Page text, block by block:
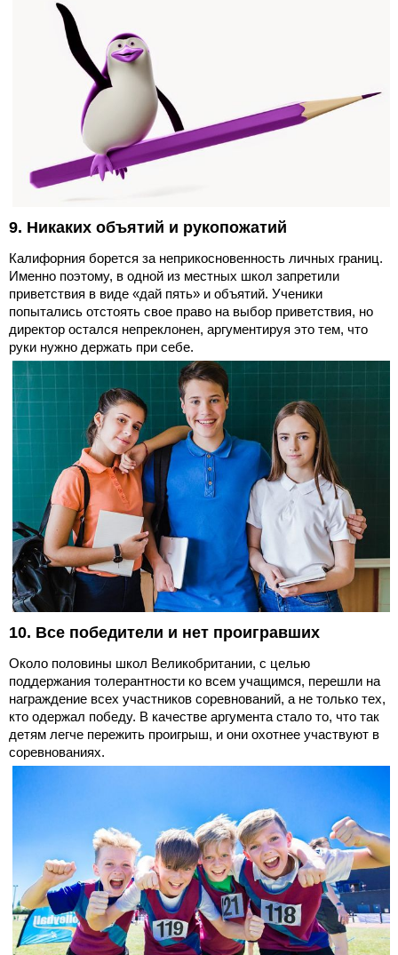
9. Никаких объятий и рукопожатий
Калифорния борется за неприкосновенность личных границ.
Именно поэтому, в одной из местных школ запретили
приветствия в виде «дай пять» и объятий. Ученики
попытались отстоять свое право на выбор приветствия, но
директор остался непреклонен, аргументируя это тем, что
руки нужно держать при себе.
10. Все победители и нет проигравших
Около половины школ Великобритании, с целью
поддержания толерантности ко всем учащимся, перешли на
награждение всех участников соревнований, а не только тех,
кто одержал победу. В качестве аргумента стало то, что так
детям легче пережить проигрыш, и они охотнее участвуют в
соревнованиях.